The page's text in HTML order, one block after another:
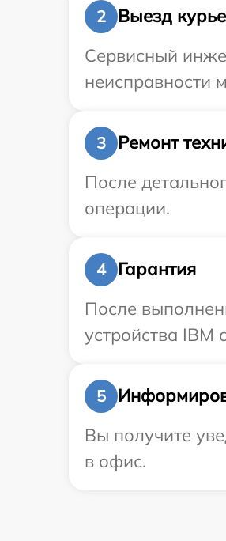
2
Выезд
Сервисный
неисправности
3
Ремонт
После
операции.
4
Гарантия
После
устройства IBM
5
Вы получите
в офис.